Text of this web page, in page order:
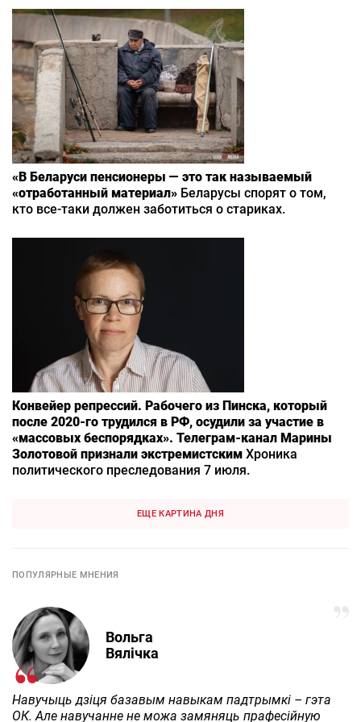
«В Беларуси пенсионеры — это так называемый
«отработанный материал» Беларусы спорят о том,
кто все-таки должен заботиться о стариках.
Конвейер репрессий. Рабочего из Пинска, который
после 2020-го трудился в РФ, осудили за участие в
«массовых беспорядках». Телеграм-канал Марины
Золотовой признали экстремистским Хроника
политического преследования 7 июля.
ЕЩЕ КАРТИНА ДНЯ
ПОПУЛЯРНЫЕ МНЕНИЯ
Вольга
Вялічка
Навучыць дзіця базавым навыкам падтрымкі – гэта
ОК. Але навучанне не можа замяняць прафесійную